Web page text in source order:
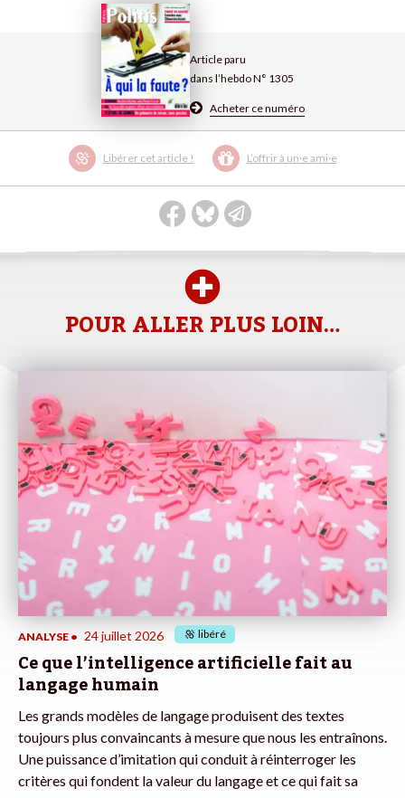
Article paru
dans l’hebdo N° 1305
Acheter ce numéro
Libérer cet article ! L’offrir à un·e ami·e
POUR ALLER PLUS LOIN…
ANALYSE • 24 juillet 2026 libéré
Ce que l’intelligence artificielle fait au
langage humain
Les grands modèles de langage produisent des textes
toujours plus convaincants à mesure que nous les entraînons.
Une puissance d’imitation qui conduit à réinterroger les
critères qui fondent la valeur du langage et ce qui fait sa